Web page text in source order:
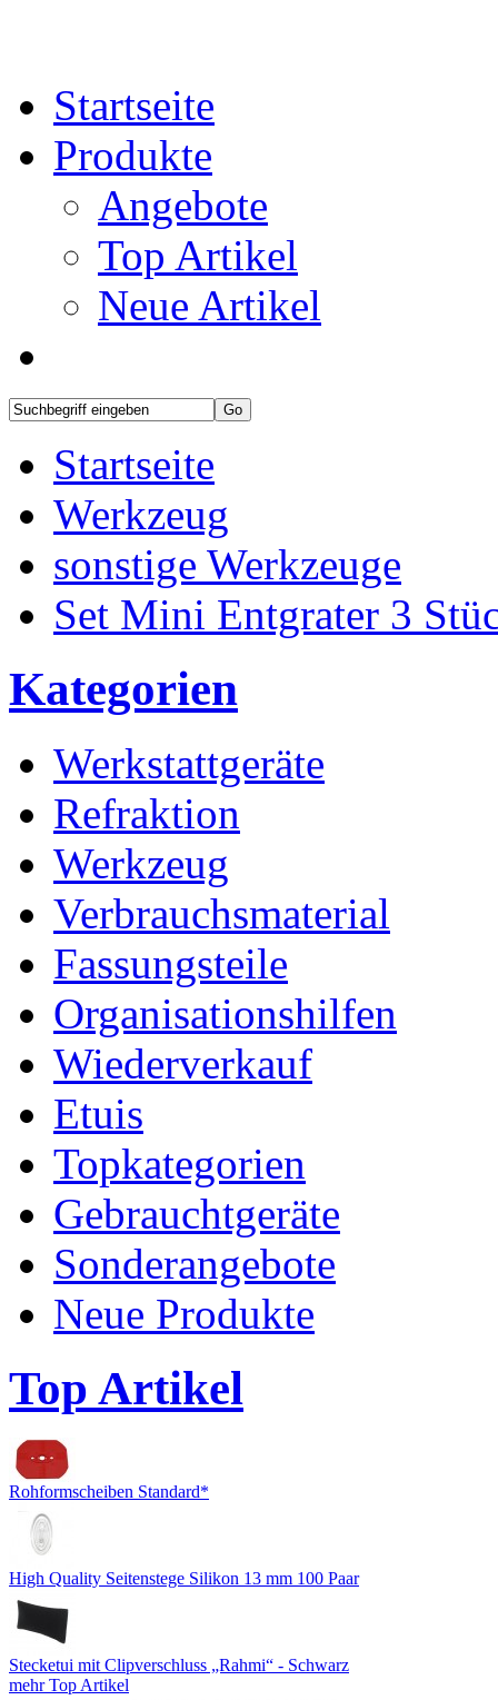
Startseite
Produkte
Angebote
Top Artikel
Neue Artikel
Startseite
Werkzeug
sonstige Werkzeuge
Set Mini Entgrater 3
Kategorien
Werkstattgeräte
Refraktion
Werkzeug
Verbrauchsmaterial
Fassungsteile
Organisationshilfen
Wiederverkauf
Etuis
Topkategorien
Gebrauchtgeräte
Sonderangebote
Neue Produkte
Top Artikel
Rohformscheiben Standard*
High Quality Seitenstege Silikon 13 mm 100 Paar
Stecketui mit Clipverschluss „Rahmi“ - Schwarz
mehr Top Artikel